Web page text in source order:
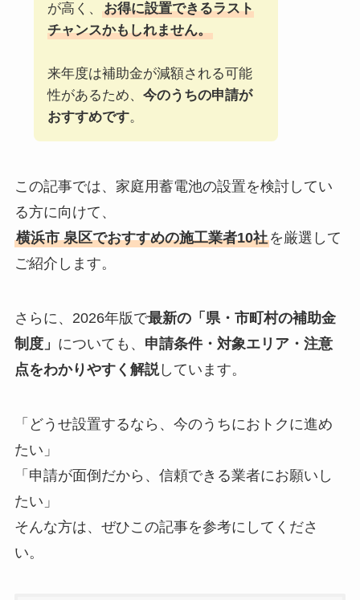
が高く、
お得に設置できるラスト
チャンスかもしれません。
来年度は補助金が減額される可能
性があるため、 今のうちの申請が
おすすめです。
この記事では、家庭用蓄電池の設置を検討してい
る方に向けて、
横浜市 泉区でおすすめの施工業者10社を厳選して
ご紹介します。
さらに、2026年版で最新の「県・市町村の補助金
制度」 についても、 申請条件・対象エリア・注意
点をわかりやすく解説しています。
「どうせ設置するなら、今のうちにおトクに進め
たい」
「申請が面倒だから、信頼できる業者にお願いし
たい」
そんな方は、ぜひこの記事を参考にしてくださ
い。